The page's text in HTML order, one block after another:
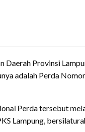
Provinsi
adalah Perda
Perda tersebut
Lampung,